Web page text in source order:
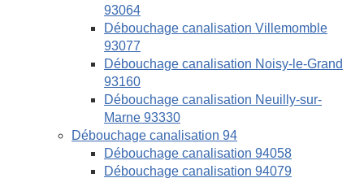
93064
Débouchage canalisation Villemomble
93077
Débouchage canalisation Noisy-le-Grand
93160
Débouchage canalisation Neuilly-sur-
Marne 93330
Débouchage canalisation 94
Débouchage canalisation 94058
Débouchage canalisation 94079